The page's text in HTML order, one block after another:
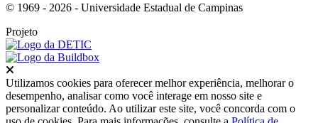
© 1969 - 2026 - Universidade Estadual de Campinas
Projeto
Utilizamos cookies para oferecer melhor experiência, melhorar o
desempenho, analisar como você interage em nosso site e
personalizar conteúdo. Ao utilizar este site, você concorda com o